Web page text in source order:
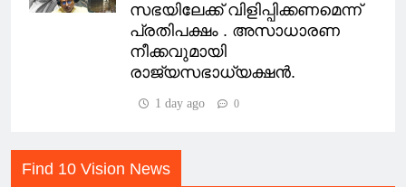
സഭയിലേക്ക് വിളിപ്പിക്കണമെന്ന്
പ്രതിപക്ഷം . അസാധാരണ
നീക്കവുമായി
രാജ്യസഭാധ്യക്ഷൻ.
1 day ago 0
Find 10 Vision News